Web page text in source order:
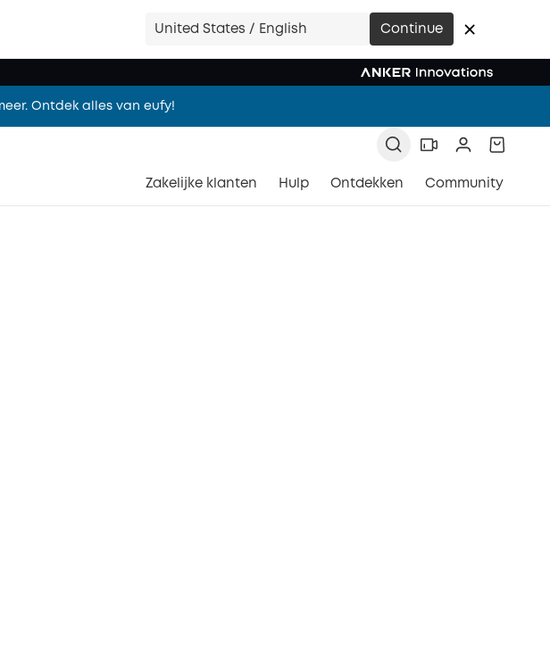
United States / English Continue
het complete assortiment.
Ontdek alles van eufy!
S2，Shop nu! Zakelijke klanten Hulp Ontdekken Community